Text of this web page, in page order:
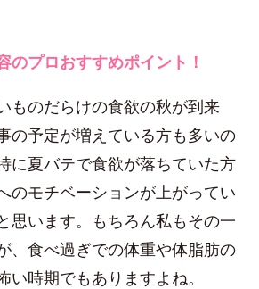
のプロおすすめポイント！
ものだらけの食欲の秋が到来
の予定が増えている方も多いの
に夏バテで食欲が落ちていた方
のモチベーションが上がってい
思います。もちろん私もその一
、食べ過ぎでの体重や体脂肪の
い時期でもありますよね。